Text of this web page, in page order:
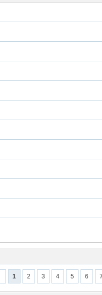
1 2 3 4 5 6 7